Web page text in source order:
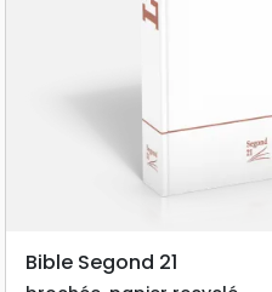
Bible Segond 21